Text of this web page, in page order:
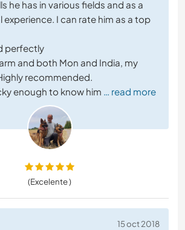
he has in various fields and as a
experience. I can rate him as a top
perfectly
and both Mon and India, my
recommended.
enough to know him … read more
(Excelente )
15 oct 2018